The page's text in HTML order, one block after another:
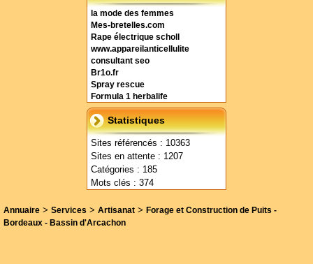
la mode des femmes
Mes-bretelles.com
Rape électrique scholl
www.appareilanticellulite
consultant seo
Br1o.fr
Spray rescue
Formula 1 herbalife
Statistiques
Sites référencés : 10363
Sites en attente : 1207
Catégories : 185
Mots clés : 374
Annuaire > Services > Artisanat > Forage et Construction de Puits -
Bordeaux - Bassin d'Arcachon